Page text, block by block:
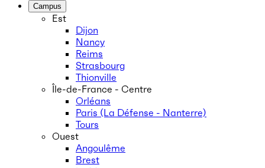
Campus
Est
Dijon
Nancy
Reims
Strasbourg
Thionville
Île-de-France - Centre
Orléans
Paris (La Défense - Nanterre)
Tours
Ouest
Angoulême
Brest